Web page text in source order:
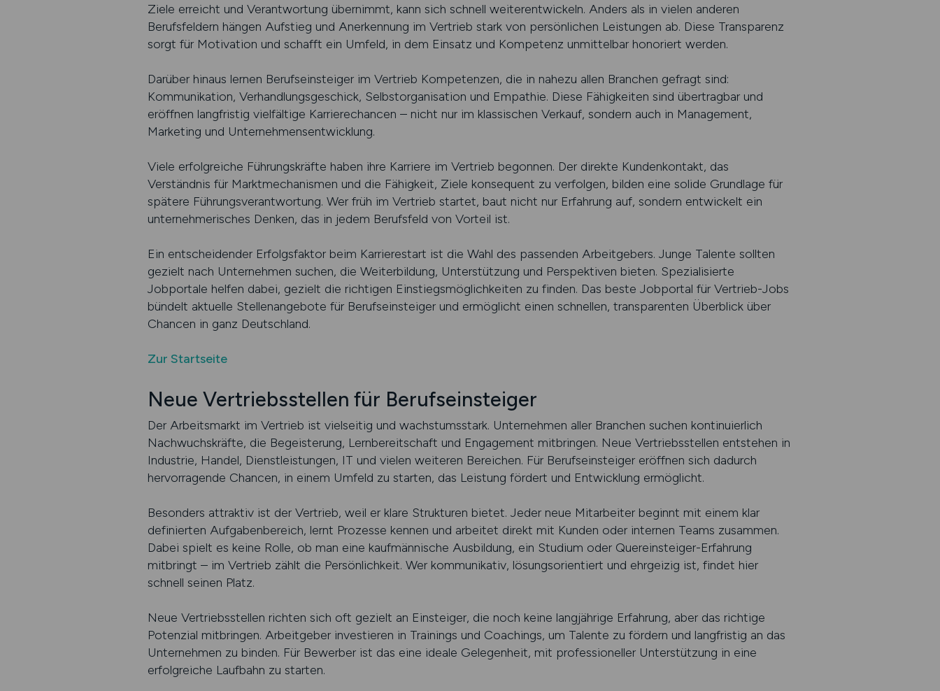
Ziele erreicht und Verantwortung übernimmt, kann sich schnell weiterentwickeln. Anders als in vielen anderen
Berufsfeldern hängen Aufstieg und Anerkennung im Vertrieb stark von persönlichen Leistungen ab. Diese Transparenz
sorgt für Motivation und schafft ein Umfeld, in dem Einsatz und Kompetenz unmittelbar honoriert werden.
Darüber hinaus lernen Berufseinsteiger im Vertrieb Kompetenzen, die in nahezu allen Branchen gefragt sind:
Kommunikation, Verhandlungsgeschick, Selbstorganisation und Empathie. Diese Fähigkeiten sind übertragbar und
eröffnen langfristig vielfältige Karrierechancen – nicht nur im klassischen Verkauf, sondern auch in Management,
Marketing und Unternehmensentwicklung.
Viele erfolgreiche Führungskräfte haben ihre Karriere im Vertrieb begonnen. Der direkte Kundenkontakt, das
Verständnis für Marktmechanismen und die Fähigkeit, Ziele konsequent zu verfolgen, bilden eine solide Grundlage für
spätere Führungsverantwortung. Wer früh im Vertrieb startet, baut nicht nur Erfahrung auf, sondern entwickelt ein
unternehmerisches Denken, das in jedem Berufsfeld von Vorteil ist.
Ein entscheidender Erfolgsfaktor beim Karrierestart ist die Wahl des passenden Arbeitgebers. Junge Talente sollten
gezielt nach Unternehmen suchen, die Weiterbildung, Unterstützung und Perspektiven bieten. Spezialisierte
Jobportale helfen dabei, gezielt die richtigen Einstiegsmöglichkeiten zu finden. Das beste Jobportal für Vertrieb-Jobs
bündelt aktuelle Stellenangebote für Berufseinsteiger und ermöglicht einen schnellen, transparenten Überblick über
Chancen in ganz Deutschland.
Zur Startseite
Neue Vertriebsstellen für Berufseinsteiger
Der Arbeitsmarkt im Vertrieb ist vielseitig und wachstumsstark. Unternehmen aller Branchen suchen kontinuierlich
Nachwuchskräfte, die Begeisterung, Lernbereitschaft und Engagement mitbringen. Neue Vertriebsstellen entstehen in
Industrie, Handel, Dienstleistungen, IT und vielen weiteren Bereichen. Für Berufseinsteiger eröffnen sich dadurch
hervorragende Chancen, in einem Umfeld zu starten, das Leistung fördert und Entwicklung ermöglicht.
Besonders attraktiv ist der Vertrieb, weil er klare Strukturen bietet. Jeder neue Mitarbeiter beginnt mit einem klar
definierten Aufgabenbereich, lernt Prozesse kennen und arbeitet direkt mit Kunden oder internen Teams zusammen.
Dabei spielt es keine Rolle, ob man eine kaufmännische Ausbildung, ein Studium oder Quereinsteiger-Erfahrung
mitbringt – im Vertrieb zählt die Persönlichkeit. Wer kommunikativ, lösungsorientiert und ehrgeizig ist, findet hier
schnell seinen Platz.
Neue Vertriebsstellen richten sich oft gezielt an Einsteiger, die noch keine langjährige Erfahrung, aber das richtige
Potenzial mitbringen. Arbeitgeber investieren in Trainings und Coachings, um Talente zu fördern und langfristig an das
Unternehmen zu binden. Für Bewerber ist das eine ideale Gelegenheit, mit professioneller Unterstützung in eine
erfolgreiche Laufbahn zu starten.